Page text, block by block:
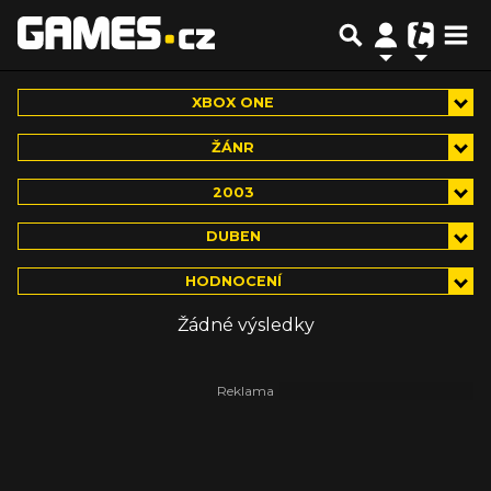
XBOX ONE
ŽÁNR
2003
DUBEN
HODNOCENÍ
Žádné výsledky